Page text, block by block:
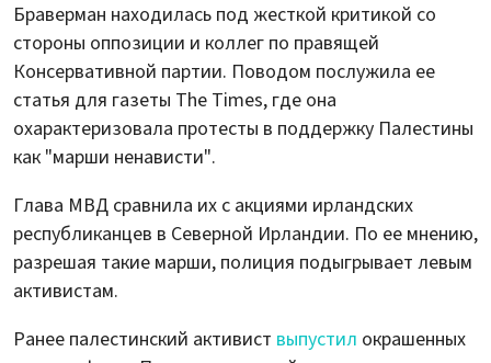
Браверман находилась под жесткой критикой со
стороны оппозиции и коллег по правящей
Консервативной партии. Поводом послужила ее
статья для газеты The Times, где она
охарактеризовала протесты в поддержку Палестины
как "марши ненависти".
Глава МВД сравнила их с акциями ирландских
республиканцев в Северной Ирландии. По ее мнению,
разрешая такие марши, полиция подыгрывает левым
активистам.
Ранее палестинский активист выпустил окрашенных